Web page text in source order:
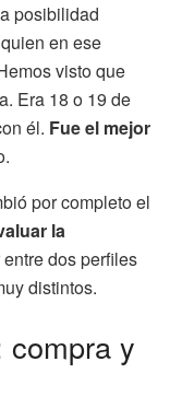
posibilidad
en ese
visto que
Era 18 o 19 de
él. Fue el mejor
por completo el
la
dos perfiles
distintos.
compra y